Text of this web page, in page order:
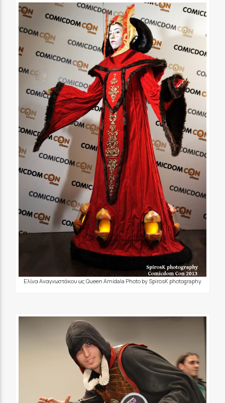
Ελίνα Αναγνωστάκου ως Queen Amidala Photo by SpirosK photography